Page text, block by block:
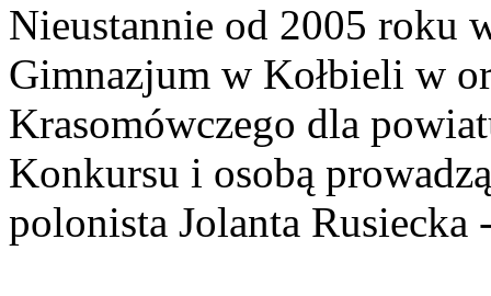
Nieustannie od 2005 roku
Gimnazjum w Kołbieli w
Krasomówczego dla
Konkursu i osobą
polonista Jolanta Rusiecka